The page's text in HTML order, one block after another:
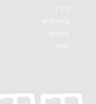
נדל"ן
עיצוב פנים
פיננסים
קניות